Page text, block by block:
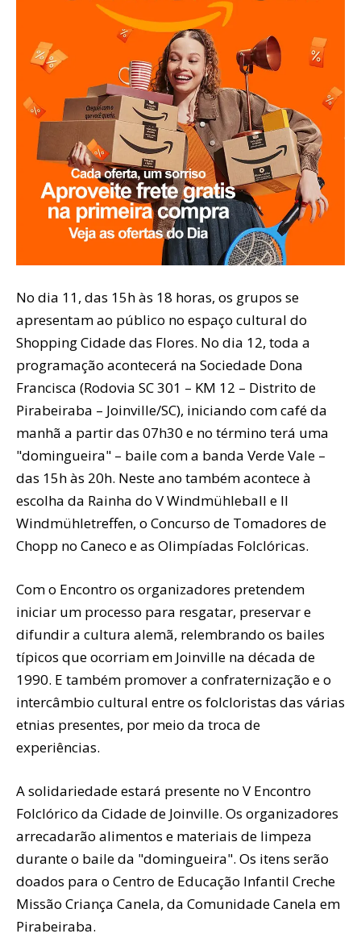
No dia 11, das 15h às 18 horas, os grupos se
apresentam ao público no espaço cultural do
Shopping Cidade das Flores. No dia 12, toda a
programação acontecerá na Sociedade Dona
Francisca (Rodovia SC 301 – KM 12 – Distrito de
Pirabeiraba – Joinville/SC), iniciando com café da
manhã a partir das 07h30 e no término terá uma
"domingueira" – baile com a banda Verde Vale –
das 15h às 20h. Neste ano também acontece à
escolha da Rainha do V Windmühleball e II
Windmühletreffen, o Concurso de Tomadores de
Chopp no Caneco e as Olimpíadas Folclóricas.
Com o Encontro os organizadores pretendem
iniciar um processo para resgatar, preservar e
difundir a cultura alemã, relembrando os bailes
típicos que ocorriam em Joinville na década de
1990. E também promover a confraternização e o
intercâmbio cultural entre os folcloristas das várias
etnias presentes, por meio da troca de
experiências.
A solidariedade estará presente no V Encontro
Folclórico da Cidade de Joinville. Os organizadores
arrecadarão alimentos e materiais de limpeza
durante o baile da "domingueira". Os itens serão
doados para o Centro de Educação Infantil Creche
Missão Criança Canela, da Comunidade Canela em
Pirabeiraba.